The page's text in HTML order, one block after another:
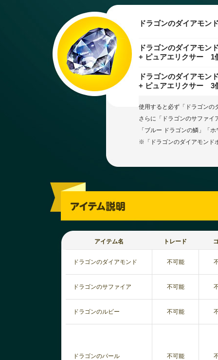
ドラゴンのダイアモ
ドラゴンのダイアモ
+ ピュアエリクサー 1
ドラゴンのダイアモ
+ ピュアエリクサー 3
使用すると必ず「ドラゴンの
さらに「ドラゴンのサファイ
「ブルー ドラゴンの鱗」「
※「ドラゴンのダイアモンド
アイテム名 トレード
ドラゴンのダイアモンド 不可能
ドラゴンのサファイア 不可能
ドラゴンのルビー 不可能
ドラゴンのパール 不可能